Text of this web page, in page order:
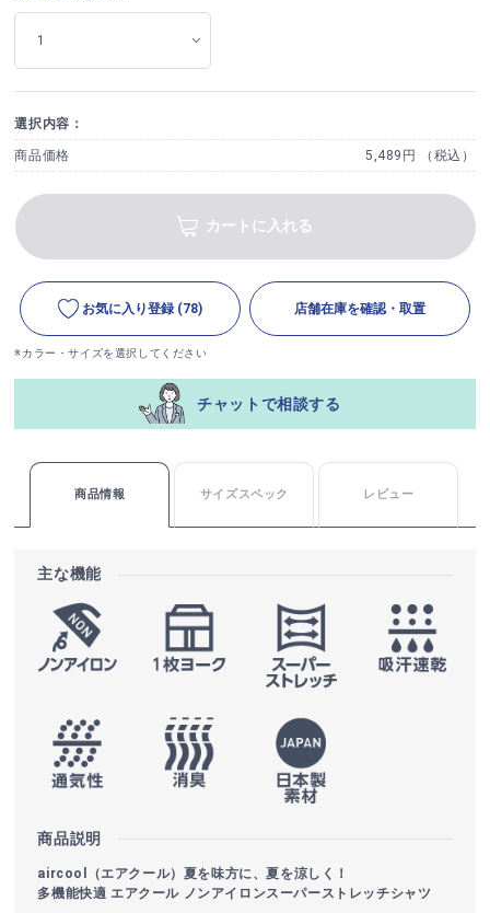
選択内容：
商品価格 5,489円 （税込）
カートに入れる
お気に入り登録 (78) 店舗在庫を確認・取置
※カラー・サイズを選択してください
チャットで相談する
商品情報 サイズスペック レビュー
主な機能
商品説明
aircool（エアクール）夏を味方に、夏を涼しく！
多機能快適 エアクール ノンアイロンスーパーストレッチシャツ